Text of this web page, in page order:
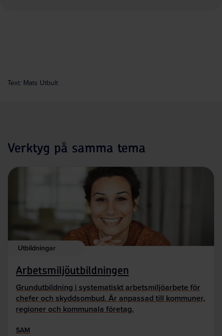
Text: Mats Utbult
Verktyg på samma tema
Utbildningar
Arbetsmiljöutbildningen
Grundutbildning i systematiskt arbetsmiljöarbete för
chefer och skyddsombud. Är anpassad till kommuner,
regioner och kommunala företag.
SAM